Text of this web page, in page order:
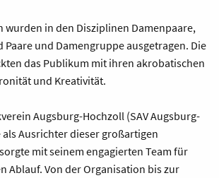
wurden in den Disziplinen Damenpaare,
Paare und Damengruppe ausgetragen. Die
das Publikum mit ihren akrobatischen
und Kreativität.
Augsburg-Hochzoll (SAV Augsburg-
Ausrichter dieser großartigen
mit seinem engagierten Team für
Ablauf. Von der Organisation bis zur